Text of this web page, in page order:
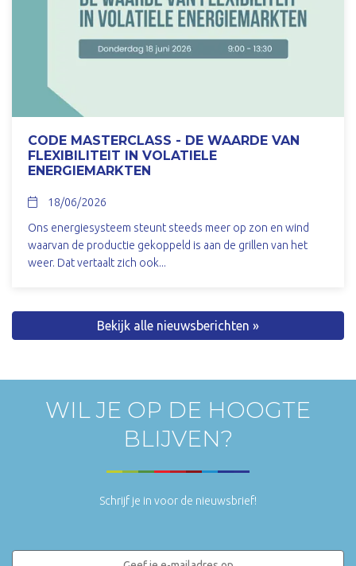
CODE MASTERCLASS - DE WAARDE VAN
FLEXIBILITEIT IN VOLATIELE
ENERGIEMARKTEN
18/06/2026
Ons energiesysteem steunt steeds meer op zon en wind
waarvan de productie gekoppeld is aan de grillen van het
weer. Dat vertaalt zich ook...
Bekijk alle nieuwsberichten »
WIL JE OP DE HOOGTE
BLIJVEN?
Schrijf je in voor de nieuwsbrief!